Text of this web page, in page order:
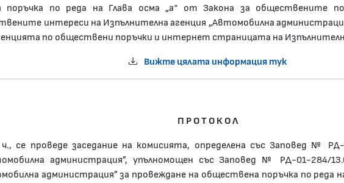
поръчка по реда на Глава осма „а“ от Закона за обществените
интереси на Изпълнителна агенция „Автомобилна
по обществени поръчки и интернет страницата на
Вижте цялата информация тук
П Р О Т О К О Л
се проведе заседание на комисията, определена със Заповед №
администрация”, упълномощен със Заповед № РД-01-284/
администрация” за провеждане на обществена поръчка по реда